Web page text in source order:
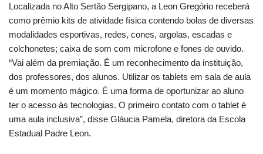
Localizada no Alto Sertão Sergipano, a Leon Gregório receberá
como prêmio kits de atividade física contendo bolas de diversas
modalidades esportivas, redes, cones, argolas, escadas e
colchonetes; caixa de som com microfone e fones de ouvido.
“Vai além da premiação. É um reconhecimento da instituição,
dos professores, dos alunos. Utilizar os tablets em sala de aula
é um momento mágico. É uma forma de oportunizar ao aluno
ter o acesso às tecnologias. O primeiro contato com o tablet é
uma aula inclusiva”, disse Gláucia Pamela, diretora da Escola
Estadual Padre Leon.